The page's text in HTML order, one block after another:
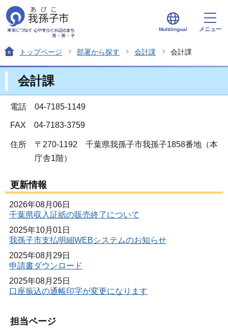
Multilingual メニュー
トップページ 部署から探す 会計課 会計課
会計課
電話 04-7185-1149
FAX 04-7183-3759
住所
〒270-1192 千葉県我孫子市我孫子1858番地（本
庁舎1階）
更新情報
2026年08月06日
千葉県収入証紙の販売終了について
2025年10月01日
我孫子市支払明細WEBシステムのお知らせ
2025年08月29日
申請書ダウンロード
2025年08月25日
口座振込の通帳印字が変更になります
担当ページ